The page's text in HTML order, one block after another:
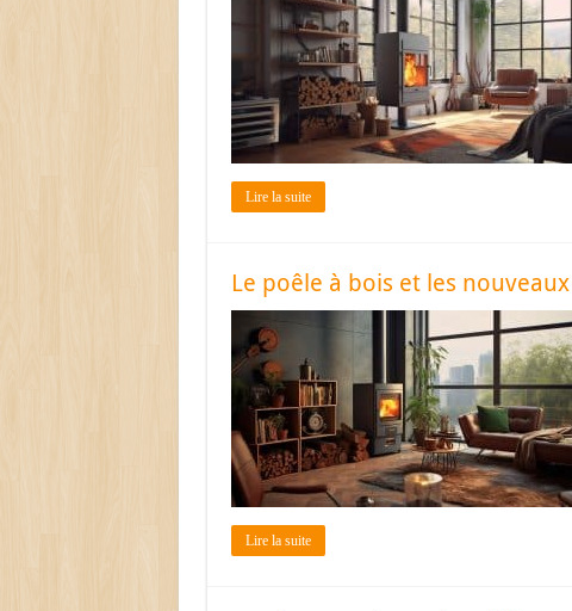
Lire la suite
Le poêle à bois et les
Lire la suite